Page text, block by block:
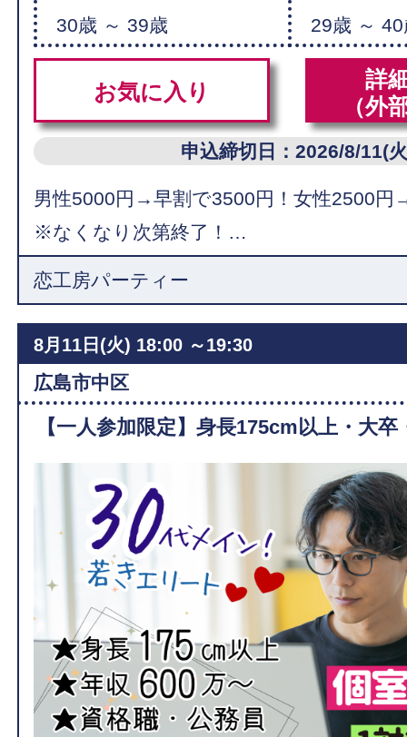
30歳 ～ 39歳 29歳 ～
お気に入り
詳
（外
申込締切日：2026/8/11(
男性5000円→早割で3500円！女性2500円
※なくなり次第終了！…
恋工房パーティー
8月11日(火) 18:00 ～19:30
広島市中区
【一人参加限定】身長175cm以上・大